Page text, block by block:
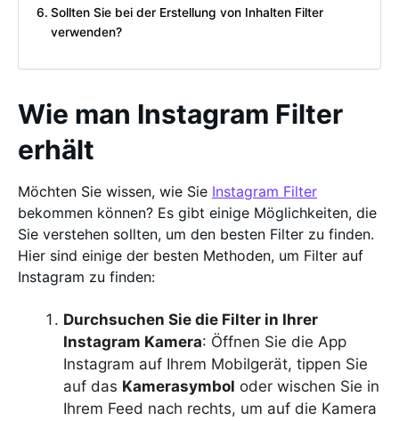
Sollten Sie bei der Erstellung von Inhalten Filter
verwenden?
Wie man Instagram Filter
erhält
Möchten Sie wissen, wie Sie Instagram Filter
bekommen können? Es gibt einige Möglichkeiten, die
Sie verstehen sollten, um den besten Filter zu finden.
Hier sind einige der besten Methoden, um Filter auf
Instagram zu finden:
Durchsuchen Sie die Filter in Ihrer
Instagram Kamera: Öffnen Sie die App
Instagram auf Ihrem Mobilgerät, tippen Sie
auf das Kamerasymbol oder wischen Sie in
Ihrem Feed nach rechts, um auf die Kamera